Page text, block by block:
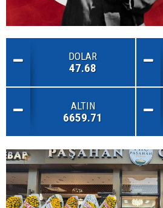
DOLAR
47.68
ALTIN
6659.71